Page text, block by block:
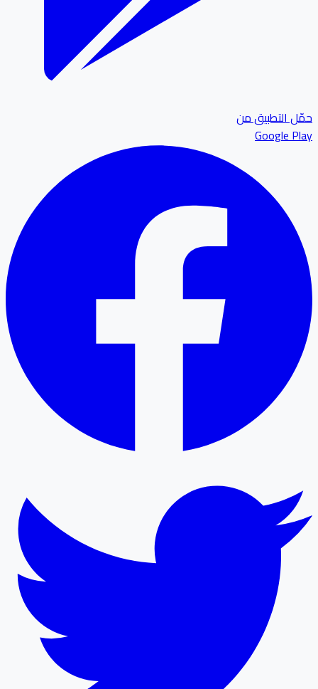
التطبيق من
Google